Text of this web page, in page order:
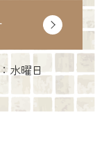
水曜日